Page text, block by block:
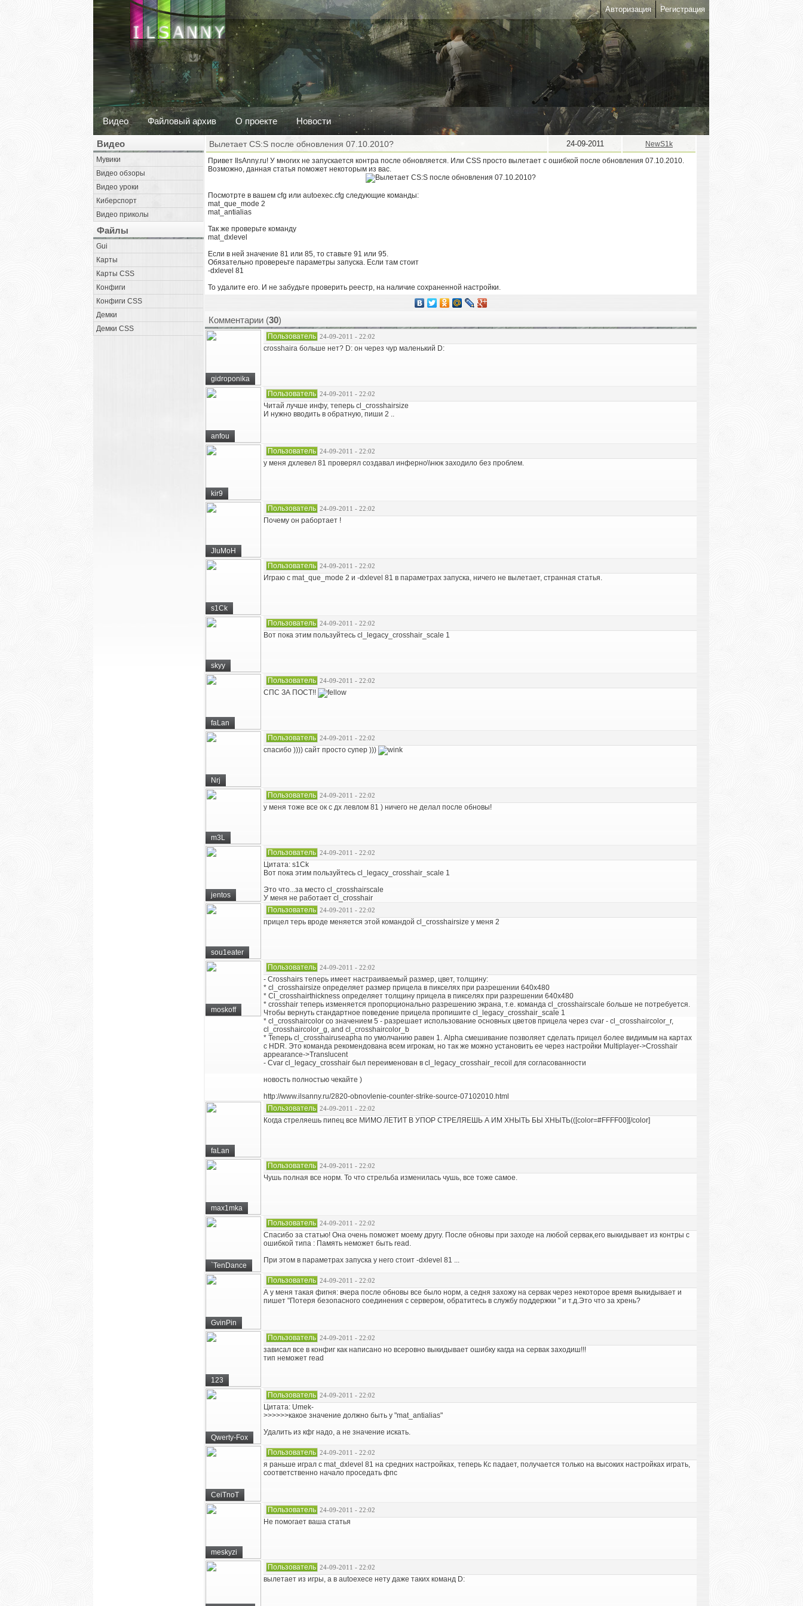
Авторизация Регистрация
Видео Файловый архив О проекте Новости
Видео
Мувики
Видео обзоры
Видео уроки
Киберспорт
Видео приколы
Файлы
Gui
Карты
Карты CSS
Конфиги
Конфиги CSS
Демки
Демки CSS
Вылетает CS:S после обновления 07.10.2010? 24-09-2011
NewS1k
Привет IlsAnny.ru! У многих не запускается контра после обновляется. Или CSS просто вылетает с ошибкой после обновления 07.10.2010.
Возможно, данная статья поможет некоторым из вас.
Посмотрте в вашем cfg или autoexec.cfg следующие команды:
mat_que_mode 2
mat_antialias
Так же проверьте команду
mat_dxlevel
Если в ней значение 81 или 85, то ставьте 91 или 95.
Обязательно провереьте параметры запуска. Если там стоит
-dxlevel 81
То удалите его. И не забудьте проверить реестр, на наличие сохраненной настройки.
Комментарии (30)
gidroponika
Пользователь 24-09-2011 - 22:02
crosshaira больше нет? D: он через чур маленький D:
anfou
Пользователь 24-09-2011 - 22:02
Читай лучше инфу, теперь cl_crosshairsize
И нужно вводить в обратную, пиши 2 ..
kir9
Пользователь 24-09-2011 - 22:02
у меня дхлевел 81 проверял создавал инферно\\нюк заходило без проблем.
JluMoH
Пользователь 24-09-2011 - 22:02
Почему он рабортает !
s1Ck
Пользователь 24-09-2011 - 22:02
Играю с mat_que_mode 2 и -dxlevel 81 в параметрах запуска, ничего не вылетает, странная статья.
skyy
Пользователь 24-09-2011 - 22:02
Вот пока этим пользуйтесь cl_legacy_crosshair_scale 1
faLan
Пользователь 24-09-2011 - 22:02
СПС ЗА ПОСТ!!
Nrj
Пользователь 24-09-2011 - 22:02
спасибо )))) сайт просто супер )))
m3L
Пользователь 24-09-2011 - 22:02
у меня тоже все ок с дх левлом 81 ) ничего не делал после обновы!
jentos
Пользователь 24-09-2011 - 22:02
Цитата: s1Ck
Вот пока этим пользуйтесь cl_legacy_crosshair_scale 1
Это что...за место cl_crosshairscale
У меня не работает cl_crosshair
sou1eater
Пользователь 24-09-2011 - 22:02
прицел терь вроде меняется этой командой cl_crosshairsize у меня 2
moskoff
Пользователь 24-09-2011 - 22:02
- Crosshairs теперь имеет настраиваемый размер, цвет, толщину:
* cl_crosshairsize определяет размер прицела в пикселях при разрешении 640x480
* Cl_crosshairthickness определяет толщину прицела в пикселях при разрешении 640x480
* crosshair теперь изменяется пропорционально разрешению экрана, т.е. команда cl_crosshairscale больше не потребуется.
Чтобы вернуть стандартное поведение прицела пропишите cl_legacy_crosshair_scale 1
* cl_crosshaircolor со значением 5 - разрешает использование основных цветов прицела через cvar - cl_crosshaircolor_r,
cl_crosshaircolor_g, and cl_crosshaircolor_b
* Теперь cl_crosshairuseapha по умолчанию равен 1. Alpha смешивание позволяет сделать прицел более видимым на картах
с HDR. Это команда рекомендована всем игрокам, но так же можно установить ее через настройки Multiplayer->Crosshair
appearance->Translucent
- Cvar cl_legacy_crosshair был переименован в cl_legacy_crosshair_recoil для согласованности
новость полностью чекайте )
http://www.ilsanny.ru/2820-obnovlenie-counter-strike-source-07102010.html
faLan
Пользователь 24-09-2011 - 22:02
Когда стреляешь пипец все МИМО ЛЕТИТ В УПОР СТРЕЛЯЕШЬ А ИМ ХНЫТЬ БЫ ХНЫТЬ(([color=#FFFF00][/color]
max1mka
Пользователь 24-09-2011 - 22:02
Чушь полная все норм. То что стрельба изменилась чушь, все тоже самое.
`TenDance
Пользователь 24-09-2011 - 22:02
Спасибо за статью! Она очень поможет моему другу. После обновы при заходе на любой сервак,его выкидывает из контры с
ошибкой типа : Память неможет быть read.
При этом в параметрах запуска у него стоит -dxlevel 81 ...
GvinPin
Пользователь 24-09-2011 - 22:02
А у меня такая фигня: вчера после обновы все было норм, а седня захожу на сервак через некоторое время выкидывает и
пишет "Потеря безопасного соединения с сервером, обратитесь в службу поддержки " и т.д.Это что за хрень?
123
Пользователь 24-09-2011 - 22:02
зависал все в конфиг как написано но всеровно выкидывает ошибку кагда на сервак заходиш!!!
тип неможет read
Qwerty-Fox
Пользователь 24-09-2011 - 22:02
Цитата: Umek-
>>>>>>какое значение должно быть у "mat_antialias"
Удалить из кфг надо, а не значение искать.
CeiTnoT
Пользователь 24-09-2011 - 22:02
я раньше играл с mat_dxlevel 81 на средних настройках, теперь Кс падает, получается только на высоких настройках играть,
соответственно начало проседать фпс
meskyzi
Пользователь 24-09-2011 - 22:02
Не помогает ваша статья
Пользователь 24-09-2011 - 22:02
вылетает из игры, а в autoexece нету даже таких команд D: